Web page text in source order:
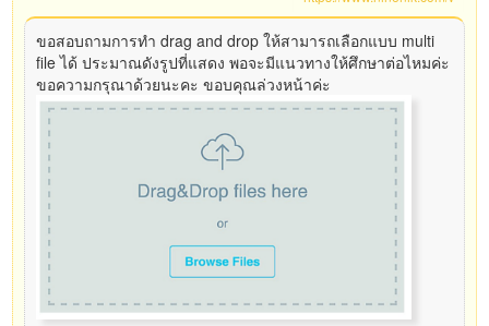
ขอสอบถามการทำ drag and drop ให้สามารถเลือกแบบ multi
file ได้ ประมาณดังรูปที่แสดง พอจะมีแนวทางให้ศึกษาต่อไหมค่ะ
ขอความกรุณาด้วยนะคะ ขอบคุณล่วงหน้าค่ะ